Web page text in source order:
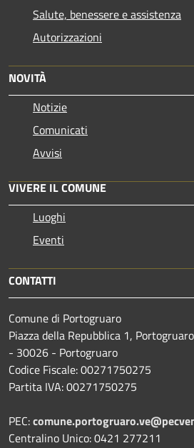
Salute, benessere e assistenza
Autorizzazioni
NOVITÀ
Notizie
Comunicati
Avvisi
VIVERE IL COMUNE
Luoghi
Eventi
CONTATTI
Comune di Portogruaro
Piazza della Repubblica 1,
- 30026 - Portogruaro
Codice Fiscale: 00271750275
Partita IVA: 00271750275
PEC:
Centralino Unico: 0421 277211